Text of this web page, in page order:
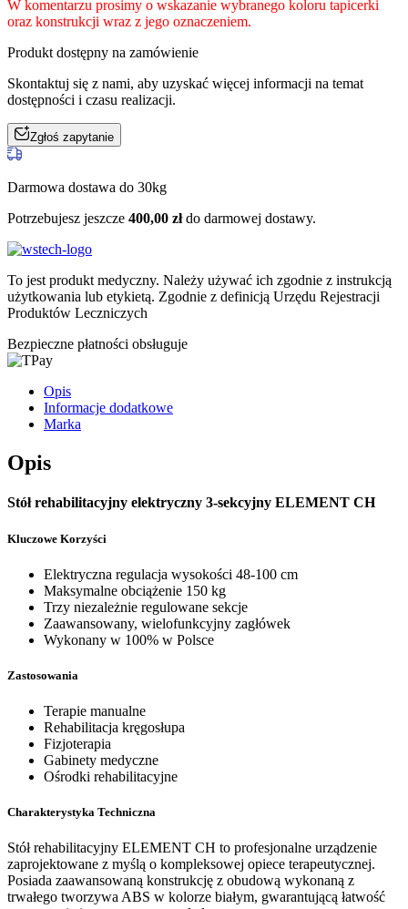
W komentarzu prosimy o wskazanie wybranego koloru tapicerki
oraz konstrukcji wraz z jego oznaczeniem.
Produkt dostępny na zamówienie
Skontaktuj się z nami, aby uzyskać więcej informacji na temat
dostępności i czasu realizacji.
Zgłoś zapytanie
Darmowa dostawa do 30kg
Potrzebujesz jeszcze 400,00 złdo darmowej dostawy.
To jest produkt medyczny. Należy używać ich zgodnie z instrukcją
użytkowania lub etykietą. Zgodnie z definicją Urzędu Rejestracji
Produktów Leczniczych
Bezpieczne płatności obsługuje
Opis
Informacje dodatkowe
Marka
Opis
Stół rehabilitacyjny elektryczny 3-sekcyjny ELEMENT CH
Kluczowe Korzyści
Elektryczna regulacja wysokości 48-100 cm
Maksymalne obciążenie 150 kg
Trzy niezależnie regulowane sekcje
Zaawansowany, wielofunkcyjny zagłówek
Wykonany w 100% w Polsce
Zastosowania
Terapie manualne
Rehabilitacja kręgosłupa
Fizjoterapia
Gabinety medyczne
Ośrodki rehabilitacyjne
Charakterystyka Techniczna
Stół rehabilitacyjny ELEMENT CH to profesjonalne urządzenie
zaprojektowane z myślą o kompleksowej opiece terapeutycznej.
Posiada zaawansowaną konstrukcję z obudową wykonaną z
trwałego tworzywa ABS w kolorze białym, gwarantującą łatwość